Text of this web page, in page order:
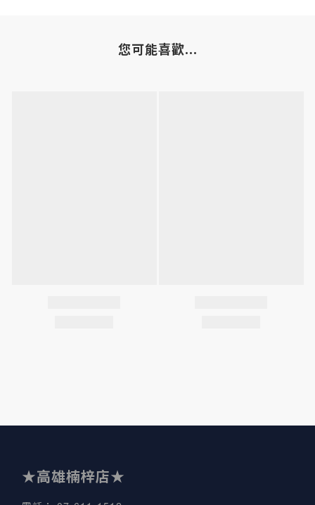
您可能喜歡...
★高雄楠梓店★